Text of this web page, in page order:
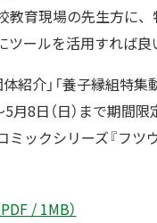
教育現場の先生方に
ールを活用すれば良
紹介」「養子縁組特集
5月8日（日）まで期
ックシリーズ『フツ
/ 1MB）